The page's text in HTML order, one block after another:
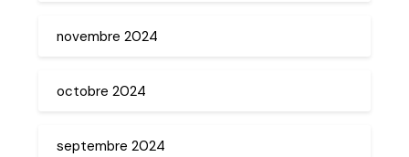
novembre 2024
octobre 2024
septembre 2024